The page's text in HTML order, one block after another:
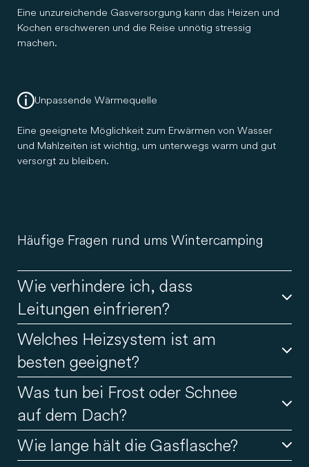
Eine unzureichende Gasversorgung kann das Heizen und
Kochen erschweren und die Reise unnötig stressig
machen.
Unpassende Wärmequelle
Eine geeignete Möglichkeit zum Erwärmen von Wasser
und Mahlzeiten ist wichtig, um unterwegs warm und gut
versorgt zu bleiben.
Häufige Fragen rund ums Wintercamping
Wie verhindere ich, dass
Leitungen einfrieren?
Leeren Sie die Tanks nach jeder Fahrt und halten Sie bei
Betrieb des Wohnmobils das Heizungssystem aktiv.
Beheizte Leitungen bieten zusätzlichen Schutz vor Frost.
Welches Heizsystem ist am
besten geeignet?
Gasheizungen sind der Standard. Combi-Systeme
kombinieren Heizung und Warmwasser – ideal für kalte
Nächte und längere Aufenthalte im Winter.
Was tun bei Frost oder Schnee
auf dem Dach?
Entfernen Sie Schnee regelmäßig, um zusätzliches
Gewicht zu vermeiden. Verwenden Sie eine weiche
Wie lange hält die Gasflasche?